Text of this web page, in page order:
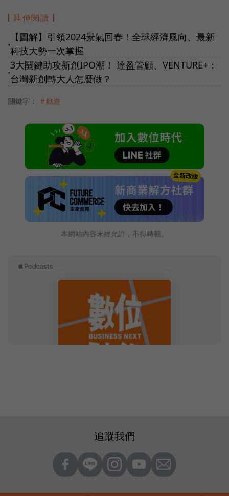
延伸閱讀
●
【圖解】引領2024景氣回春！全球經濟風向、最新
科技大勢一次掌握
●
3大關鍵助攻新創IPO潮！ 達盈管顧、VENTURE+：
台灣新創轉大人怎麼做？
關鍵字： ＃旅遊
本網站內容未經允許，不得轉載。
追蹤我們